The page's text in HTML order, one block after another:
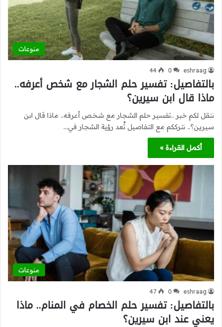
منوعات
eshraag
0
44
بالتفاصيل: تفسير حلم الشجار مع شخص أعرفه..
ماذا قال ابن سيرين؟
ننقل لكم خبر ..تفسير حلم الشجار مع شخص أعرفه.. ماذا قال ابن
سيرين؟.. نترككم مع التفاصيل تُعد رؤية الشجار في…
أكمل القراءة »
منوعات
eshraag
0
47
بالتفاصيل: تفسير حلم الخصام في المنام.. ماذا
يعني عند ابن سيرين؟